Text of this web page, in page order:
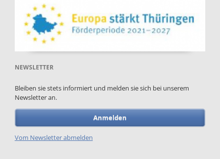
NEWSLETTER
Bleiben sie stets informiert und melden sie sich bei unserem
Newsletter an.
Anmelden
Vom Newsletter abmelden